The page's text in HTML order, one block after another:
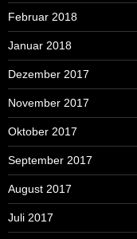
Februar 2018
Januar 2018
Dezember 2017
November 2017
Oktober 2017
September 2017
August 2017
Juli 2017